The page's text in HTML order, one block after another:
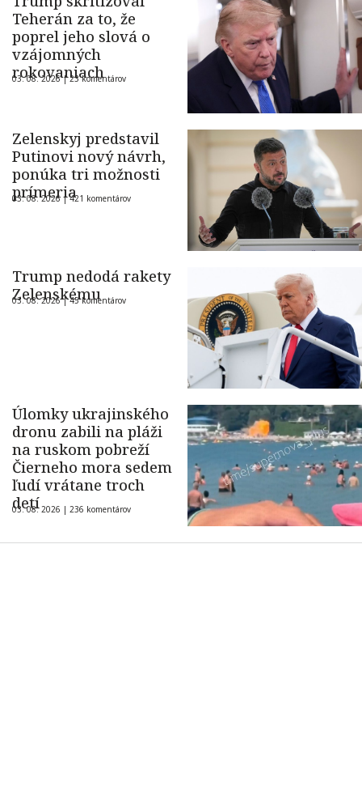
Teherán za to, že
poprel jeho slová o
vzájomných
rokovaniach
03. 08. 2026 |23 komentárov
Zelenskyj predstavil
Putinovi nový návrh,
ponúka tri možnosti
prímeria
03. 08. 2026 |421 komentárov
Trump nedodá rakety
Zelenskému
03. 08. 2026 |45 komentárov
Úlomky ukrajinského
dronu zabili na pláži
na ruskom pobreží
Čierneho mora sedem
ľudí vrátane troch
detí
03. 08. 2026 | 236 komentárov